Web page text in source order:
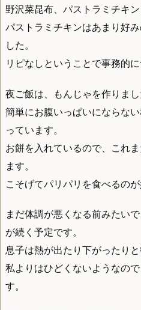
野沢菜昆布、パストラミチキ
パストラミチキンはあまり好
した。
リピなしということで事務的に
夜ご飯は、もんじゃを作りまし
簡単にお腹いっぱいにならな
っています。
お餅を入れているので、これ
ます。
こそげてパリパリを食べるのが
まだ体調が悪くなる前みたい
が続く予定です。
息子は熱が出たり下がったりと
私よりはひどくないようなの
す。